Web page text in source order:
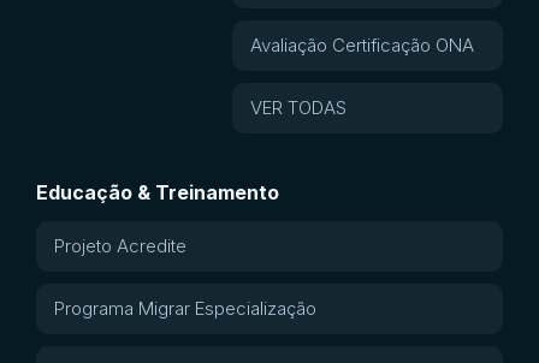
Avaliação Certificação ONA
VER TODAS
Educação & Treinamento
Projeto Acredite
Programa Migrar Especialização